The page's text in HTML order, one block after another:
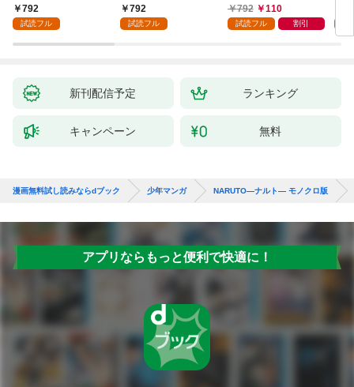
792
試読フル
かけたがギフト『無限
ガチャ』でレベル９９
（１）
792
試読フル
792
110
試読フル 割引
強
～
新刊配信予定 ランキング
キャンペーン 無料
漫画無料試し読みならdブック 少年マンガ NARUTO―ナルト― モノクロ版
アプリならもっと便利で快適に！